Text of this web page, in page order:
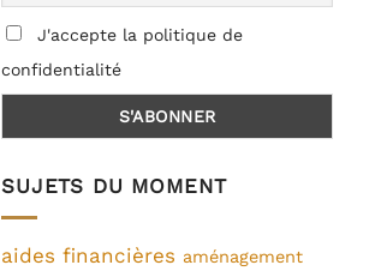
J'accepte la politique de
confidentialité
SUJETS DU MOMENT
aides financières aménagement